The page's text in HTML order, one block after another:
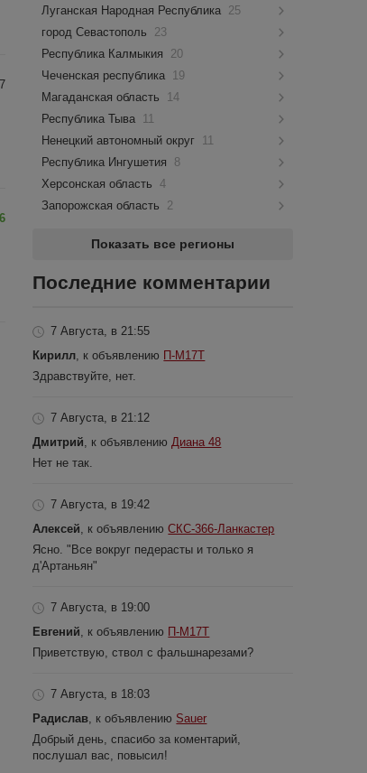
Луганская Народная Республика 25
город Севастополь
23
Республика Калмыкия
20
Чеченская республика 19
Магаданская область
14
Республика Тыва 11
Ненецкий автономный округ 11
Республика Ингушетия
8
Херсонская область
4
Запорожская область
2
Показать все регионы
Последние комментарии
7 Августа, в 21:55
Кирилл , к объявлению П-М17Т
Здравствуйте, нет.
7 Августа, в 21:12
Дмитрий , к объявлению Диана 48
Нет не так.
7 Августа, в 19:42
Алексей , к объявлениюСКС-366-Ланкастер
Ясно. "Все вокруг педерасты и только я
д'Артаньян"
7 Августа, в 19:00
Евгений , к объявлению П-М17Т
Приветствую, ствол с фальшнарезами?
7 Августа, в 18:03
Радислав , к объявлению Sauer
Добрый день, спасибо за коментарий,
послушал вас, повысил!